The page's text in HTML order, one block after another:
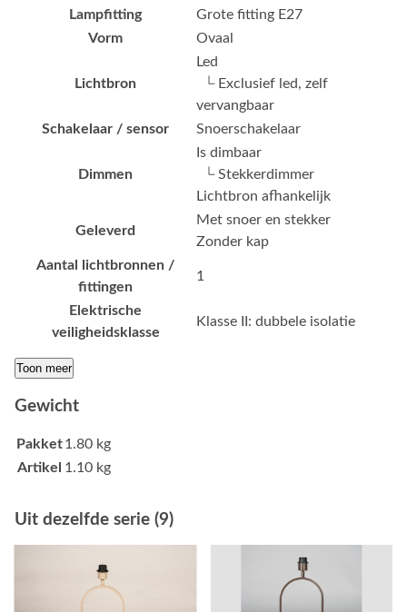
Lampfitting
Grote fitting E27
Vorm
Ovaal
Lichtbron
Led
└ Exclusief led, zelf
vervangbaar
Schakelaar / sensor
Snoerschakelaar
Dimmen
Is dimbaar
└ Stekkerdimmer
Lichtbron afhankelijk
Geleverd
Met snoer en stekker
Zonder kap
Aantal lichtbronnen /
fittingen
1
Elektrische
veiligheidsklasse
Klasse II: dubbele isolatie
Toon meer
Gewicht
Pakket1.80 kg
Artikel 1.10 kg
Uit dezelfde serie (9)